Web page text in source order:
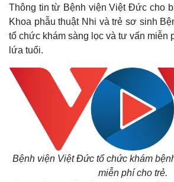
Thông tin từ Bệnh viện Việt Đức cho
Khoa phẫu thuật Nhi và trẻ sơ sinh
tổ chức khám sàng lọc và tư vấn miễn
lứa tuổi.
Bệnh viện Việt Đức tổ chức khám
miễn phí cho trẻ.